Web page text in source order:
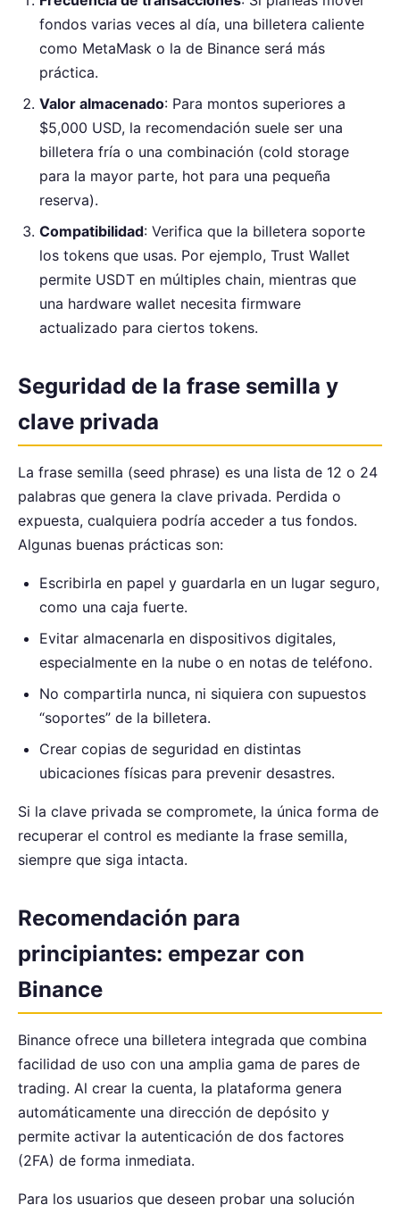
fondos varias veces al día, una billetera caliente
como MetaMask o la de Binance será más
práctica.
Valor almacenado: Para montos superiores a
$5,000 USD, la recomendación suele ser una
billetera fría o una combinación (cold storage
para la mayor parte, hot para una pequeña
reserva).
Compatibilidad: Verifica que la billetera soporte
los tokens que usas. Por ejemplo, Trust Wallet
permite USDT en múltiples chain, mientras que
una hardware wallet necesita firmware
actualizado para ciertos tokens.
Seguridad de la frase semilla y
clave privada
La frase semilla (seed phrase) es una lista de 12 o 24
palabras que genera la clave privada. Perdida o
expuesta, cualquiera podría acceder a tus fondos.
Algunas buenas prácticas son:
Escribirla en papel y guardarla en un lugar seguro,
como una caja fuerte.
Evitar almacenarla en dispositivos digitales,
especialmente en la nube o en notas de teléfono.
No compartirla nunca, ni siquiera con supuestos
“soportes” de la billetera.
Crear copias de seguridad en distintas
ubicaciones físicas para prevenir desastres.
Si la clave privada se compromete, la única forma de
recuperar el control es mediante la frase semilla,
siempre que siga intacta.
Recomendación para
principiantes: empezar con
Binance
Binance ofrece una billetera integrada que combina
facilidad de uso con una amplia gama de pares de
trading. Al crear la cuenta, la plataforma genera
automáticamente una dirección de depósito y
permite activar la autenticación de dos factores
(2FA) de forma inmediata.
Para los usuarios que deseen probar una solución